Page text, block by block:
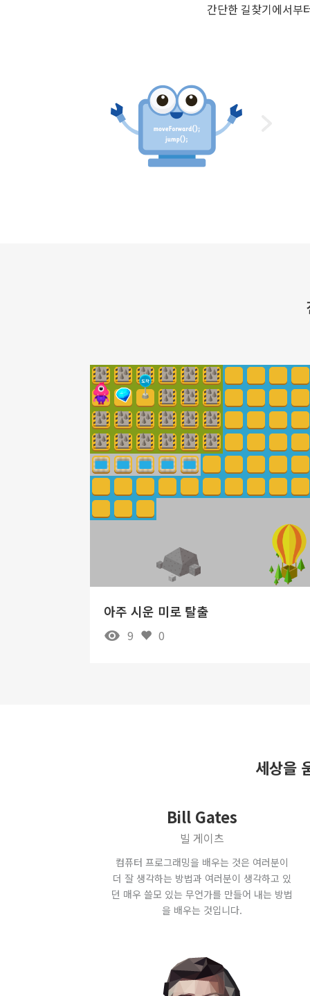
간단한 길찾기에서부
아주 시운 미로 탈출
9 0
세상을
Bill Gates
빌 게이츠
컴퓨터 프로그래밍을 배우는 것은 여러분이
더 잘 생각하는 방법과 여러분이 생각하고 있
던 매우 쓸모 있는 무언가를 만들어 내는 방법
을 배우는 것입니다.